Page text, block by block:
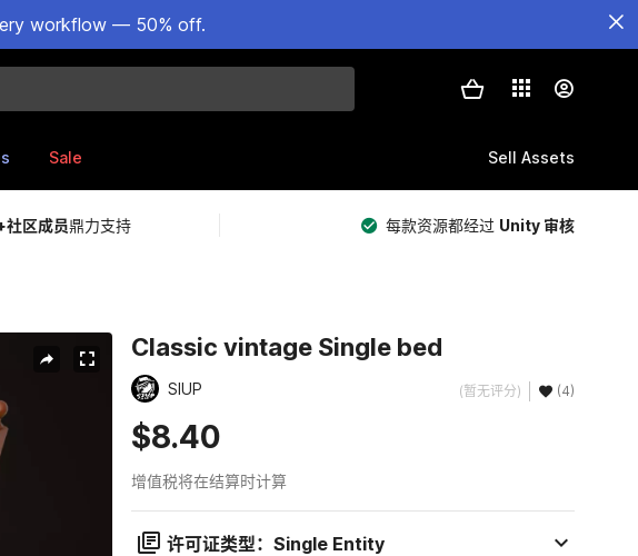
workflow — 50% off.
Sale Sell Assets
社区成员鼎力支持 每款资源都经过 Unity 审核
Classic vintage Single bed
SIUP (暂无评分) (4)
$8.40
增值税将在结算时计算
许可证类型：Single Entity